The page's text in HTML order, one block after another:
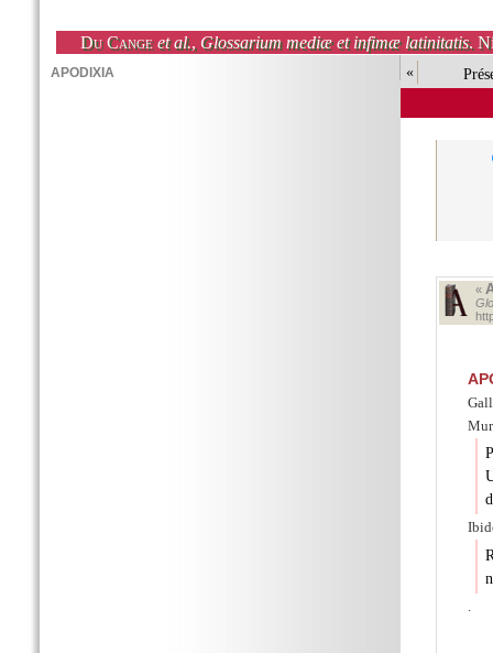
Du Cange et al., Glossarium mediæ et infimæ latinitatis.
«
«